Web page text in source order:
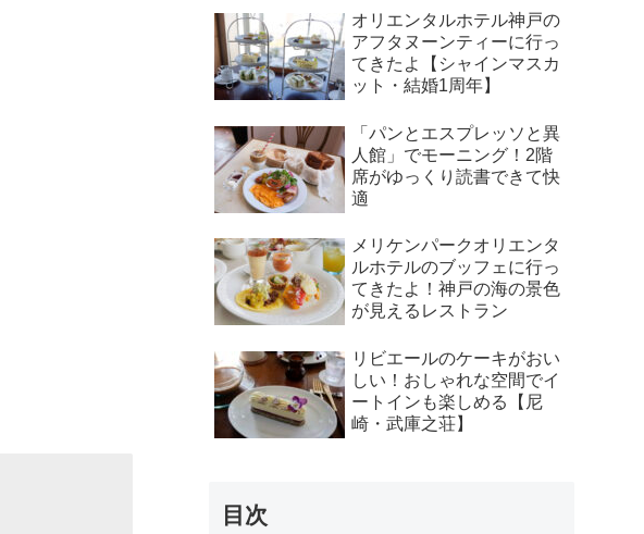
オリエンタルホテル神戸の
アフタヌーンティーに行っ
てきたよ【シャインマスカ
ット・結婚1周年】
「パンとエスプレッソと異
人館」でモーニング！2階
席がゆっくり読書できて快
適
メリケンパークオリエンタ
ルホテルのブッフェに行っ
てきたよ！神戸の海の景色
が見えるレストラン
リビエールのケーキがおい
しい！おしゃれな空間でイ
ートインも楽しめる【尼
崎・武庫之荘】
目次